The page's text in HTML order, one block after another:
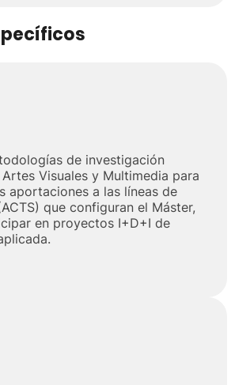
de investigación
Visuales y Multimedia para
aportaciones a las líneas de
que configuran el Máster,
en proyectos I+D+I de